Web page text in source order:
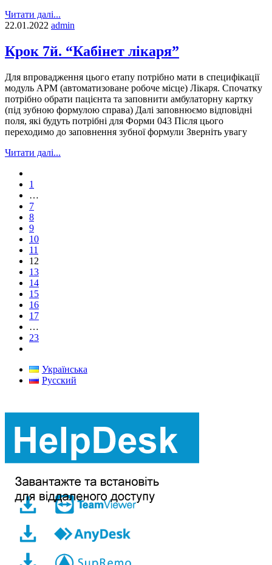
Читати далі...
22.01.2022 admin
Крок 7й. “Кабінет лікаря”
Для впровадження цього етапу потрібно мати в специфікації
модуль АРМ (автоматизоване робоче місце) Лікаря. Спочатку
потрібно обрати пацієнта та заповнити амбулаторну картку
(під зубною формулою справа) Далі заповнюємо відповідні
поля, які будуть потрібні для Форми 043 Після цього
переходимо до заповнення зубної формули Зверніть увагу
Читати далі...
1
…
7
8
9
10
11
12
13
14
15
16
17
…
23
Українська
Русский